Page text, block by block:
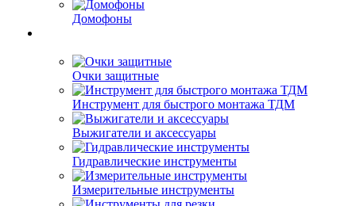
Домофоны
Очки защитные
Инструмент для быстрого монтажа ТДМ
Выжигатели и аксессуары
Гидравлические инструменты
Измерительные инструменты